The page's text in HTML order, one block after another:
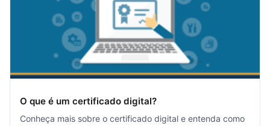
O que é um certificado digital?
Conheça mais sobre o certificado digital e entenda como